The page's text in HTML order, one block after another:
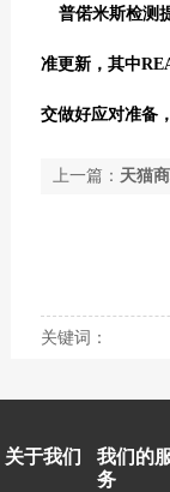
普偌米斯检测
准更新，其中
交做好应对准备
上一篇： 天猫
关键词：
关于我们
我们的
务